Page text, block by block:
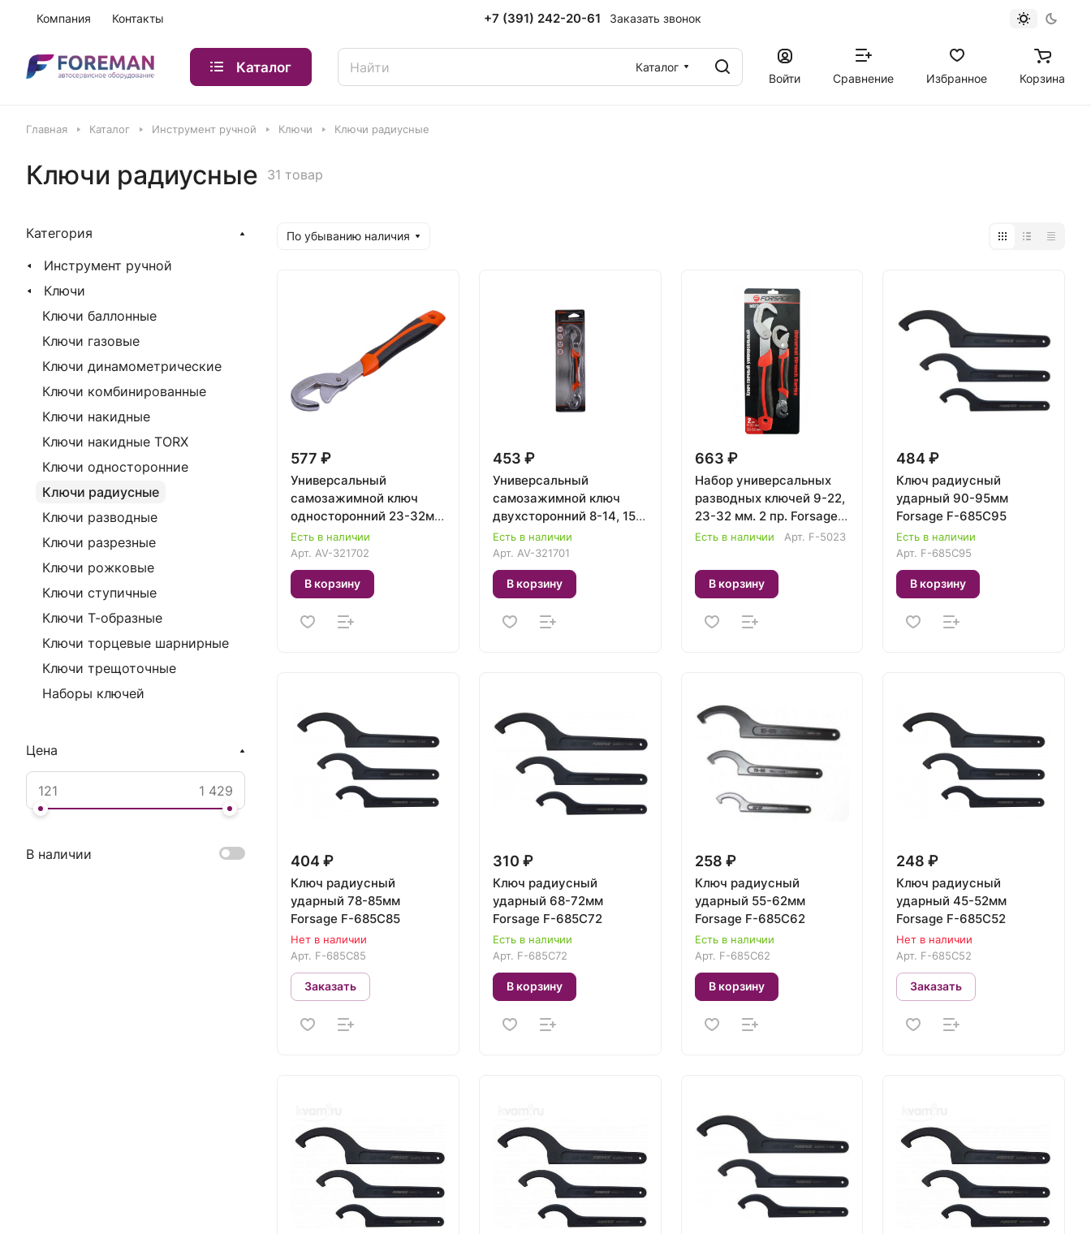
Компания Контакты +7 (391) 242-20-61 Заказать звонок
Каталог
Каталог
Войти
Сравнение Избранное Корзина
Главная Каталог Инструмент ручной Ключи Ключи радиусные
Ключи радиусные 31 товар
По убыванию наличия
577 ₽
Универсальный
самозажимной ключ
односторонний 23-32мм
AV Steel AV-321702
Есть в наличии
Арт. AV-321702
В корзину
453 ₽
Универсальный
самозажимной ключ
двухсторонний 8-14, 15-
22 мм. 2 пр. AV Steel AV-
321701
Есть в наличии
Арт. AV-321701
В корзину
663 ₽
Набор универсальных
разводных ключей 9-22,
23-32 мм. 2 пр. Forsage
F-5023
Есть в наличии Арт. F-5023
В корзину
484 ₽
Ключ радиусный
ударный 90-95мм
Forsage F-685C95
Есть в наличии
Арт. F-685C95
В корзину
404 ₽
Ключ радиусный
ударный 78-85мм
Forsage F-685C85
Нет в наличии
Арт. F-685C85
Заказать
310 ₽
Ключ радиусный
ударный 68-72мм
Forsage F-685C72
Есть в наличии
Арт. F-685C72
В корзину
258 ₽
Ключ радиусный
ударный 55-62мм
Forsage F-685C62
Есть в наличии
Арт. F-685C62
В корзину
248 ₽
Ключ радиусный
ударный 45-52мм
Forsage F-685C52
Нет в наличии
Арт. F-685C52
Заказать
Категория
Инструмент ручной
Ключи
Ключи баллонные
Ключи газовые
Ключи динамометрические
Ключи комбинированные
Ключи накидные
Ключи накидные TORX
Ключи односторонние
Ключи радиусные
Ключи разводные
Ключи разрезные
Ключи рожковые
Ключи ступичные
Ключи Т-образные
Ключи торцевые шарнирные
Ключи трещоточные
Наборы ключей
Цена
В наличии